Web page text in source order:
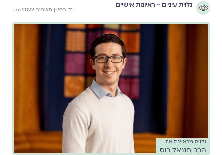
גלוית עיניים - ראיונות אישיים
ד׳ בסיוון תשפ״ב 3.6.2022
גלויה מראיינת את
הרב חננאל רוס